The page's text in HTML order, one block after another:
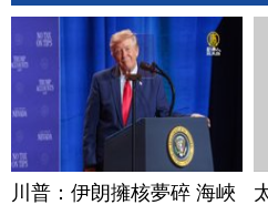
川普：伊朗擁核夢碎 海峽